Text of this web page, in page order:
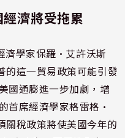
濟將受拖累
濟學家保羅·艾許沃斯
的這一貿易政策可能引發
國通膨進一步加劇，增
首席經濟學家格雷格·
關稅政策將使美國今年的